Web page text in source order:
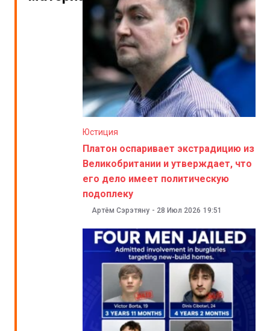
Юстиция
Платон оспаривает экстрадицию из
Великобритании и утверждает, что
его дело имеет политическую
подоплеку
Артём Сэрэтяну - 28 Июл 2026 19:51